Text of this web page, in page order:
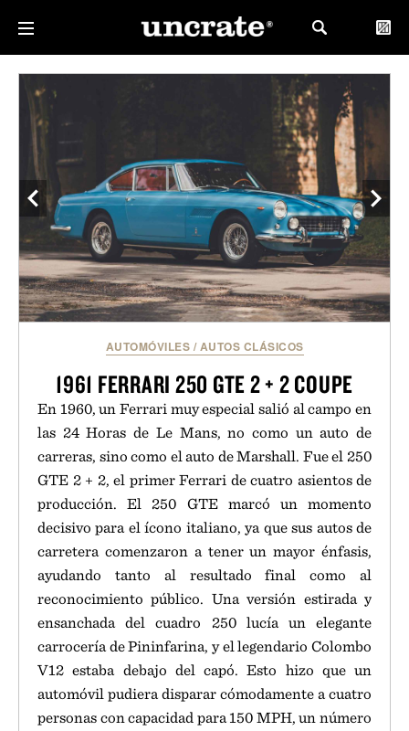
AUTOMÓVILES / AUTOS CLÁSICOS
1961 FERRARI 250 GTE 2 + 2 COUPE
En 1960, un Ferrari muy especial salió al campo en
las 24 Horas de Le Mans, no como un auto de
carreras, sino como el auto de Marshall. Fue el 250
GTE 2 + 2, el primer Ferrari de cuatro asientos de
producción. El 250 GTE marcó un momento
decisivo para el ícono italiano, ya que sus autos de
carretera comenzaron a tener un mayor énfasis,
ayudando tanto al resultado final como al
reconocimiento público. Una versión estirada y
ensanchada del cuadro 250 lucía un elegante
carrocería de Pininfarina, y el legendario Colombo
V12 estaba debajo del capó. Esto hizo que un
automóvil pudiera disparar cómodamente a cuatro
personas con capacidad para 150 MPH, un número